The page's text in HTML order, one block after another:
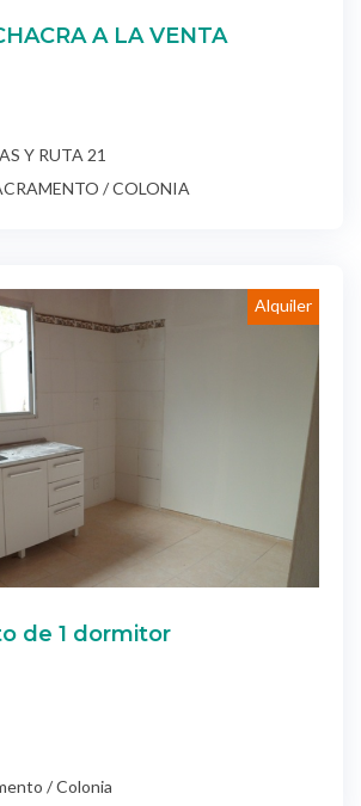
A LA VENTA
Y RUTA 21
/ COLONIA
Alquiler
de 1 dormitor
/ Colonia